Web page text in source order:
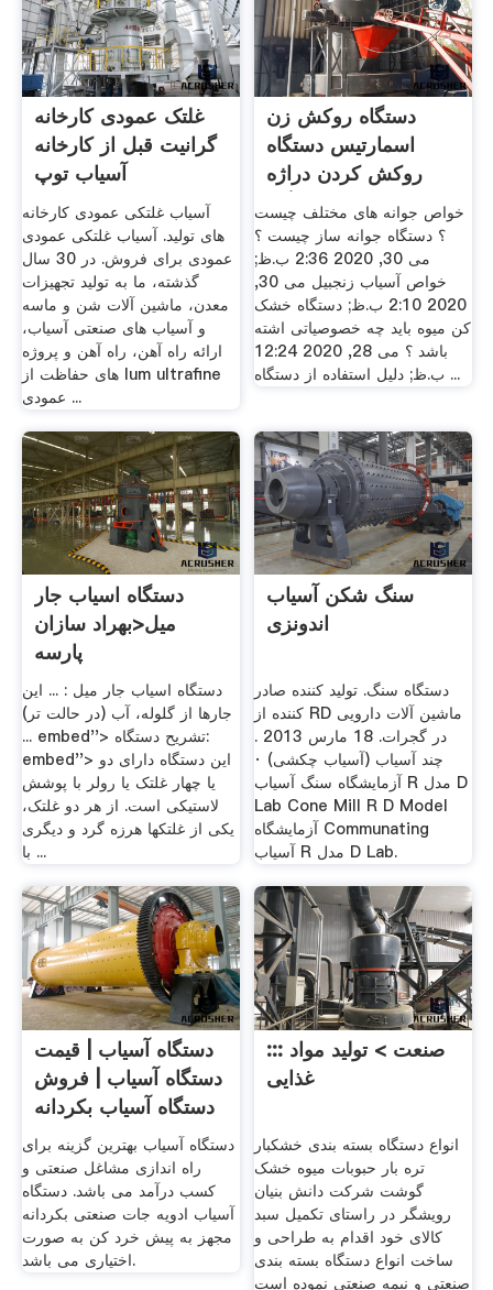
غلتک عمودی کارخانه
گرانیت قبل از کارخانه
آسیاب توپ
آسیاب غلتکی عمودی کارخانه
های تولید. آسیاب غلتکی عمودی
عمودی برای فروش. در 30 سال
گذشته، ما به تولید تجهیزات
معدن، ماشین آلات شن و ماسه
و آسیاب های صنعتی آسیاب،
ارائه راه آهن، راه آهن و پروژه
های حفاظت از lum ultrafine
عمودی ...
دستگاه روکش زن
اسمارتیس دستگاه
روکش کردن دراژه
دستگاه ...
خواص جوانه های مختلف چیست
؟ دستگاه جوانه ساز چیست ؟
می 30, 2020 2:36 ب.ظ;
خواص آسیاب زنجبیل می 30,
2020 2:10 ب.ظ; دستگاه خشک
کن میوه باید چه خصوصیاتی اشته
باشد ؟ می 28, 2020 12:24
ب.ظ; دلیل استفاده از دستگاه ...
دستگاه اسیاب جار
میل<بهراد سازان
پارسه
دستگاه اسیاب جار میل : ... این
جارها از گلوله، آب (در حالت تر)
... embed''> تشریح دستگاه:
embed''> این دستگاه دارای دو
یا چهار غلتک یا رولر با پوشش
لاستیکی است. از هر دو غلتک،
یکی از غلتکها هرزه گرد و دیگری
با ...
سنگ شکن آسیاب
اندونزی
دستگاه سنگ. تولید کننده صادر
کننده از RD ماشین آلات دارویی
در گجرات. 18 مارس 2013 .
چند آسیاب (آسیاب چکشی) ·
آزمایشگاه سنگ آسیاب R مدل D
Lab Cone Mill R D Model
آزمایشگاه Communating
آسیاب R مدل D Lab.
دستگاه آسیاب | قیمت
دستگاه آسیاب | فروش
دستگاه آسیاب بکردانه
دستگاه آسیاب بهترین گزینه برای
راه اندازی مشاغل صنعتی و
کسب درآمد می باشد. دستگاه
آسیاب ادویه جات صنعتی بکردانه
مجهز به پیش خرد کن به صورت
اختیاری می باشد.
::: صنعت > تولید مواد
غذایی
انواع دستگاه بسته بندی خشکبار
تره بار حبوبات میوه خشک
گوشت شرکت دانش بنیان
رویشگر در راستای تکمیل سبد
کالای خود اقدام به طراحی و
ساخت انواع دستگاه بسته بندی
صنعتی و نیمه صنعتی نموده است